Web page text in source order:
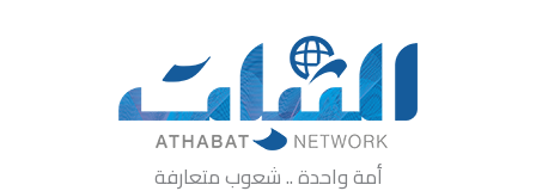
أمة واحدة .. شعوب متعارفة